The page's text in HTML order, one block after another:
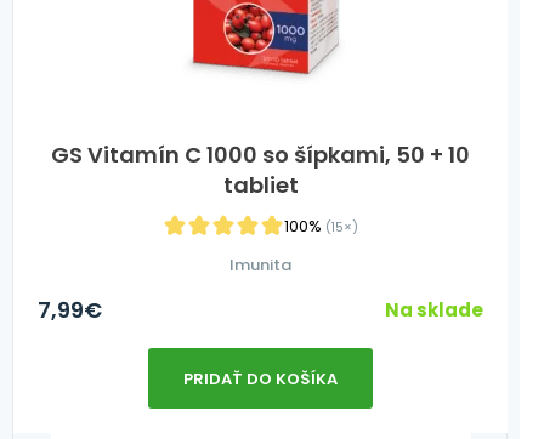
GS Vitamín C 1000 so šípkami, 50 + 10
tabliet
100% (15×)
Imunita
7,99€ Na sklade
PRIDAŤ DO KOŠÍKA